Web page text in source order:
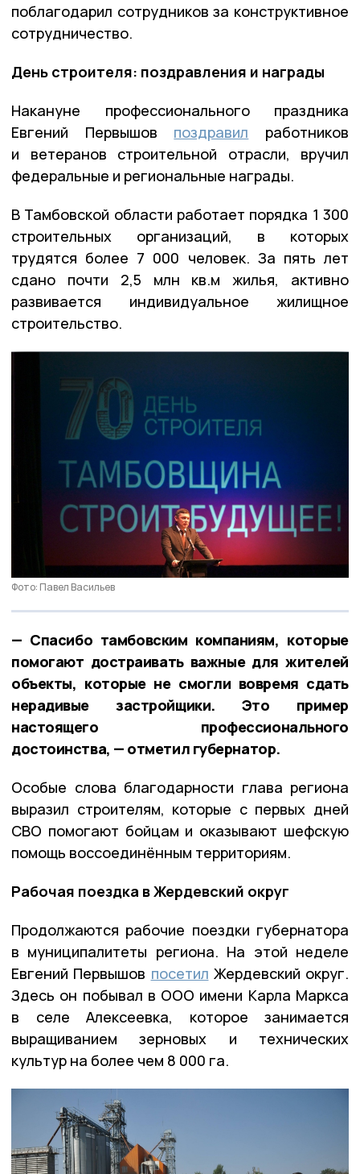
поблагодарил сотрудников за конструктивное
сотрудничество.
День строителя: поздравления и награды
Накануне профессионального праздника
Евгений Первышов поздравил работников
и ветеранов строительной отрасли, вручил
федеральные и региональные награды.
В Тамбовской области работает порядка 1 300
строительных организаций, в которых
трудятся более 7 000 человек. За пять лет
сдано почти 2,5 млн кв.м жилья, активно
развивается индивидуальное жилищное
строительство.
Фото: Павел Васильев
— Спасибо тамбовским компаниям, которые
помогают достраивать важные для жителей
объекты, которые не смогли вовремя сдать
нерадивые застройщики. Это пример
настоящего профессионального
достоинства, — отметил губернатор.
Особые слова благодарности глава региона
выразил строителям, которые с первых дней
СВО помогают бойцам и оказывают шефскую
помощь воссоединённым территориям.
Рабочая поездка в Жердевский округ
Продолжаются рабочие поездки губернатора
в муниципалитеты региона. На этой неделе
Евгений Первышов посетил Жердевский округ.
Здесь он побывал в ООО имени Карла Маркса
в селе Алексеевка, которое занимается
выращиванием зерновых и технических
культур на более чем 8 000 га.